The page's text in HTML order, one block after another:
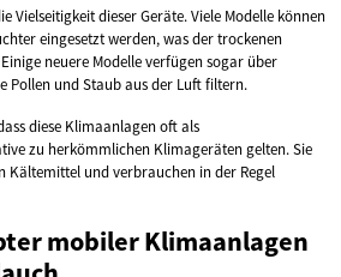
Vielseitigkeit dieser Geräte. Viele Modelle können
eingesetzt werden, was der trockenen
neuere Modelle verfügen sogar über
Pollen und Staub aus der Luft filtern.
diese Klimaanlagen oft als
zu herkömmlichen Klimageräten gelten. Sie
Kältemittel und verbrauchen in der Regel
mobiler Klimaanlagen